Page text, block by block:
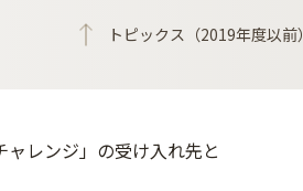
トピックス（2019年度以前）
レンジ」の受け入れ先と